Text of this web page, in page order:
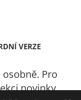
VERZE
osobně. Pro
novinky.